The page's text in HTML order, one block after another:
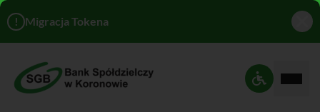
! Migracja Tokena
Ustawienia